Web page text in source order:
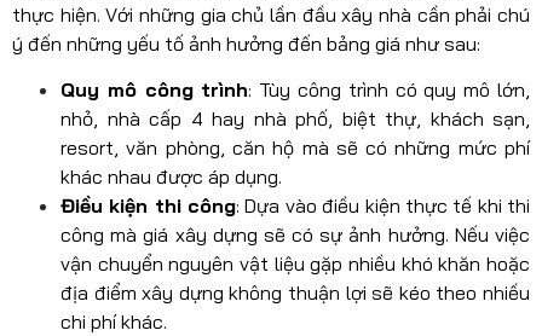
thực hiện. Với những gia chủ lần đầu xây nhà cần phải chú
ý đến những yếu tố ảnh hưởng đến bảng giá như sau:
Quy mô công trình: Tùy công trình có quy mô lớn,
nhỏ, nhà cấp 4 hay nhà phố, biệt thự, khách sạn,
resort, văn phòng, căn hộ mà sẽ có những mức phí
khác nhau được áp dụng.
Điều kiện thi công: Dựa vào điều kiện thực tế khi thi
công mà giá xây dựng sẽ có sự ảnh hưởng. Nếu việc
vận chuyển nguyên vật liệu gặp nhiều khó khăn hoặc
địa điểm xây dựng không thuận lợi sẽ kéo theo nhiều
chi phí khác.